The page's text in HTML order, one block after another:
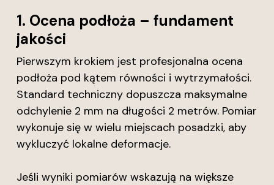
1. Ocena podłoża – fundament
jakości
Pierwszym krokiem jest profesjonalna ocena
podłoża pod kątem równości i wytrzymałości.
Standard techniczny dopuszcza maksymalne
odchylenie 2 mm na długości 2 metrów. Pomiar
wykonuje się w wielu miejscach posadzki, aby
wykluczyć lokalne deformacje.
Jeśli wyniki pomiarów wskazują na większe